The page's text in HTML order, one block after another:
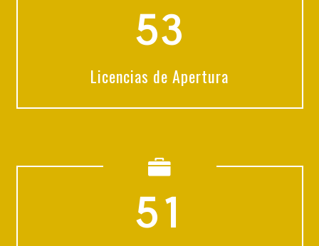
53
Licencias de Apertura
51